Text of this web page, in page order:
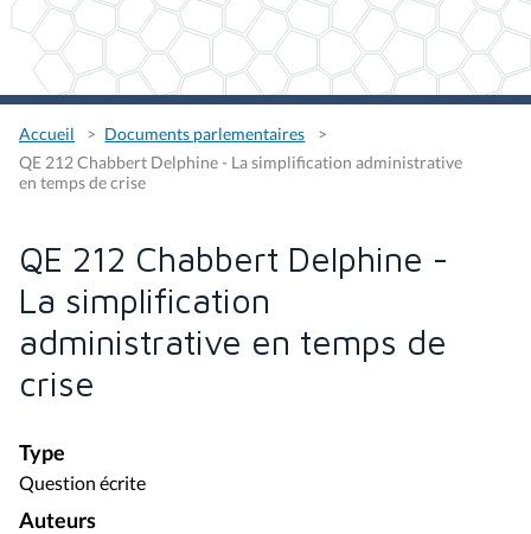
Accueil
Documents parlementaires
QE 212 Chabbert Delphine - La simplification administrative
en temps de crise
QE 212 Chabbert Delphine -
La simplification
administrative en temps de
crise
Type
Question écrite
Auteurs